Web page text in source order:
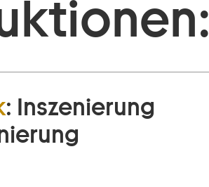
: Inszenierung